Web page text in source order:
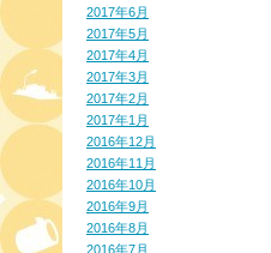
2017年6月
2017年5月
2017年4月
2017年3月
2017年2月
2017年1月
2016年12月
2016年11月
2016年10月
2016年9月
2016年8月
2016年7月